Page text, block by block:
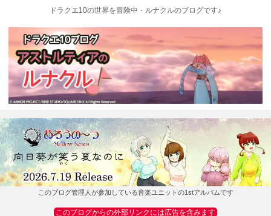
ドラクエ10の世界を冒険中・ルナクルのブログです♪
このブログ管理人が参加している音楽ユニットの1stアルバムです
このブログからの外部リンクには広告を含みます